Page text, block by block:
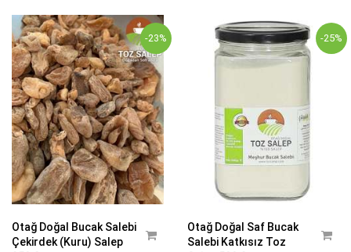
-23%
Otağ Doğal Bucak Salebi
Çekirdek (Kuru) Salep
-25%
Otağ Doğal Saf Bucak
Salebi Katkısız Toz